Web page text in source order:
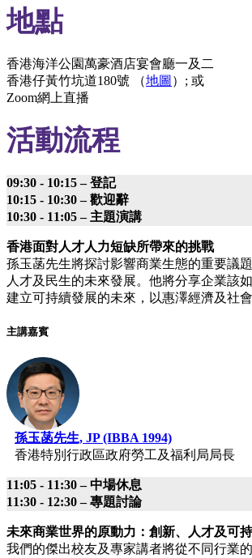
地點
香港海洋公園萬豪酒店宴會廳一及二
香港仔黃竹坑道180號 （地圖 ）; 或
Zoom網上直播
活動流程
09:30 - 10:15 – 登記
10:15 - 10:30 – 歡迎辭
10:30 - 11:05 – 主題演講
香港面對人才人力短缺所帶來的挑戰
孫玉菡先生將探討影響商業生態的重要議
人才及民生的未來發展。他將分享企業該
建立可持續發展的未來，以惠澤經濟及社會
主講嘉賓
孫玉菡先生, JP (IBBA 1994)
香港特別行政區政府勞工及福利局局長
11:05 - 11:30 – 中場休息
11:30 - 12:30 – 專題討論
未來商業世界的原動力：創新、人才及可
我們的傑出校友及專家講者將從不同行業